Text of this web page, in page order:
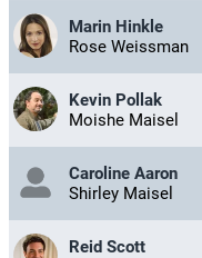
Marin Hinkle
Rose Weissman
Kevin Pollak
Moishe Maisel
Caroline Aaron
Shirley Maisel
Reid Scott